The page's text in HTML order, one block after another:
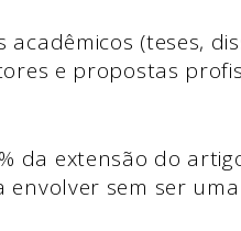
(teses,
e propostas
da extensão do
sem ser